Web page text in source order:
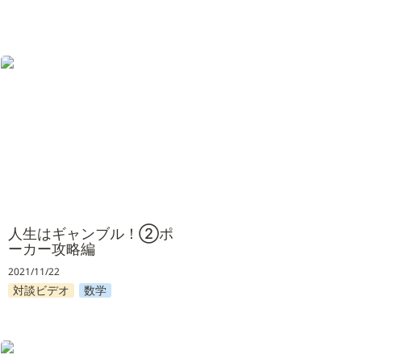
人生はギャンブル！②ポーカー
人生はギャンブル！②ポ
ーカー攻略編
2021/11/22
対談ビデオ 数学
Airbnbのデザイン研究